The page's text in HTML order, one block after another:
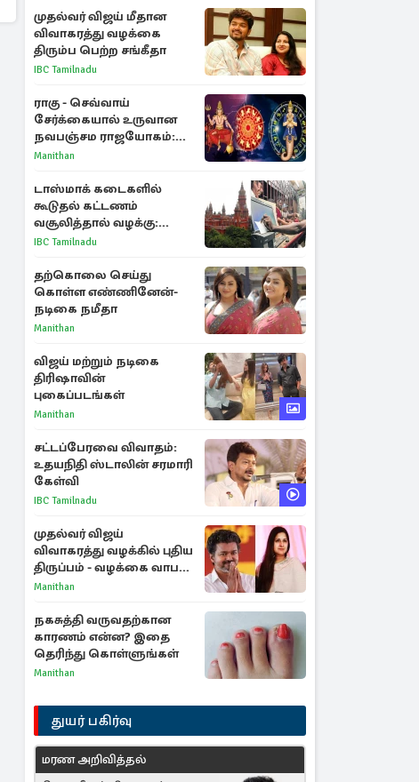
முதல்வர் விஜய் மீதான
விவாகரத்து வழக்கை
திரும்ப பெற்ற சங்கீதா
IBC Tamilnadu
ராகு - செவ்வாய்
சேர்க்கையால் உருவான
நவபஞ்சம ராஜயோகம்:
அதிர்ஷ்டம் பெறும் 3
Manithan
டாஸ்மாக் கடைகளில்
கூடுதல் கட்டணம்
வசூலித்தால் வழக்கு:
சென்னை உயர்நீதிமன்றம்
IBC Tamilnadu
தற்கொலை செய்து
கொள்ள எண்ணினேன்-
நடிகை நமீதா
Manithan
விஜய் மற்றும் நடிகை
திரிஷாவின்
புகைப்படங்கள்
Manithan
சட்டப்பேரவை விவாதம்:
உதயநிதி ஸ்டாலின் சரமாரி
கேள்வி
IBC Tamilnadu
முதல்வர் விஜய்
விவாகரத்து வழக்கில் புதிய
திருப்பம் - வழக்கை வாபஸ்
பெற்ற சங்கீதா!
Manithan
நகசுத்தி வருவதற்கான
காரணம் என்ன? இதை
தெரிந்து கொள்ளுங்கள்
Manithan
துயர் பகிர்வு
மரண அறிவித்தல்